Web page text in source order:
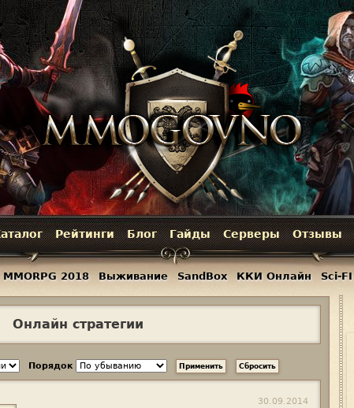
Jump to navigation
Онлайн стратегии
Порядок
30.09.2014
Рейтинги Блог Гайды Серверы Отзывы
MMORPG 2018 Выживание SandBox ККИ Онлайн Sci-FI